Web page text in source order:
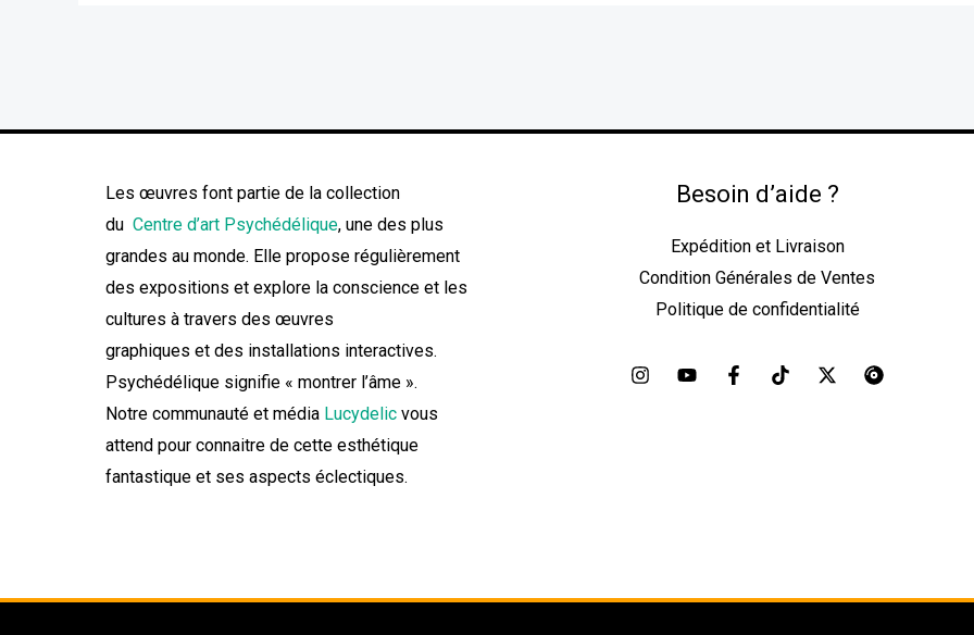
Les œuvres font partie de la collection
du Centre d’art Psychédélique, une des plus
grandes au monde. Elle propose régulièrement
des expositions et explore la conscience et les
cultures à travers des œuvres
graphiques et des installations interactives.
Psychédélique signifie « montrer l’âme ».
Notre communauté et média Lucydelic vous
attend pour connaitre de cette esthétique
fantastique et ses aspects éclectiques.
Besoin d’aide ?
Expédition et Livraison
Condition Générales de Ventes
Politique de confidentialité